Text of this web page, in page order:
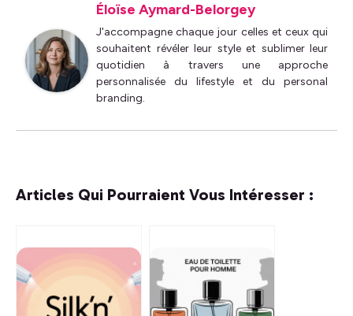
Éloïse Aymard-Belorgey
J'accompagne chaque jour celles et ceux qui
souhaitent révéler leur style et sublimer leur
quotidien à travers une approche
personnalisée du lifestyle et du personal
branding.
Articles Qui Pourraient Vous Intéresser :